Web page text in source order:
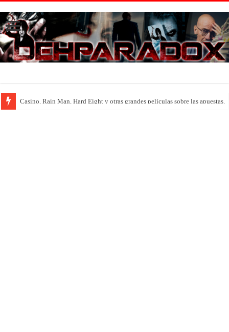
Introducción al maravilloso mundo de ‘Deadly Premonition’